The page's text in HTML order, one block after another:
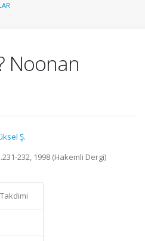
Noonan
Ş.
232, 1998 (Hakemli Dergi)